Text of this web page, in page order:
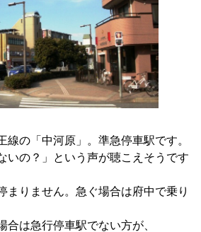
線の「中河原」。準急停車駅です。
いの？」という声が聴こえそうです
まりません。急ぐ場合は府中で乗り
合は急行停車駅でない方が、